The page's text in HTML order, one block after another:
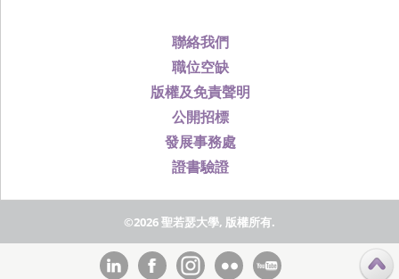
聯絡我們
職位空缺
版權及免責聲明
公開招標
發展事務處
證書驗證
©2026 聖若瑟大學, 版權所有.